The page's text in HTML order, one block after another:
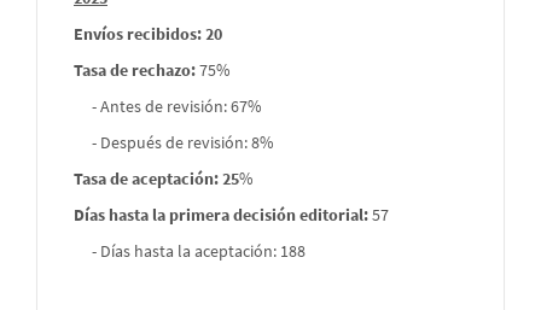
envios
Envíos recibidos: 20
Tasa de rechazo:75%
- Antes de revisión: 67%
- Después de revisión: 8%
Tasa de aceptación: 25%
Días hasta la primera decisión editorial:57
- Días hasta la aceptación: 188